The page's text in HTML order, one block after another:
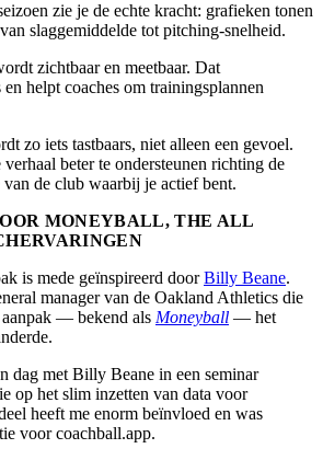
zie je de echte kracht: grafieken tonen
slaggemiddelde tot pitching-snelheid.
zichtbaar en meetbaar. Dat
helpt coaches om trainingsplannen
zo iets tastbaars, niet alleen een gevoel.
beter te ondersteunen richting de
de club waarbij je actief bent.
MONEYBALL, THE ALL
is mede geïnspireerd doorBilly Beane.
manager van de Oakland Athletics die
— bekend als Moneyball — het
dag met Billy Beane in een seminar
op het slim inzetten van data voor
heeft me enorm beïnvloed en was
voor coachball.app.